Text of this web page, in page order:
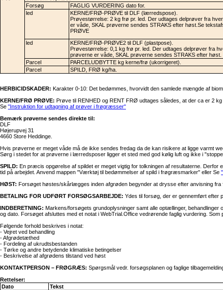
Forsøg
FAGLIG VURDERING dato for.
led
KERNE/FRØ-PRØVE til DLF (lærredspose).
Prøvestørrelse: 2 kg frø pr. led. Der udtages delprøver fra
er våde, SKAL prøverne sendes STRAKS efter høst.Se
PRØVE
led
KERNE/FRØ-PRØVE2 til DLF (plastpose).
Prøvestørrelse: 0,1 kg frø pr. led. Der udtages delprøver fra
prøverne er våde, SKAL prøverne sendes STRAKS efter høst.
Parcel
PARCELUDBYTTE kg kerne/frø (ukorrigeret).
Parcel
SPILD, FRØ kg/ha.
HERBICIDSKADER: Karakter 0-10: Det bedømmes, hvorvidt den samlede mængde af
KERNE/FRØ PRØVE: Prøve til RENHED og RENT FRØ udtages således, at der ca er 2
Se "Instruktion for udtagning af prøver i frøgræsser"
Bemærk prøverne sendes direkte til:
DLF
Højerupvej 31
4660 Store Heddinge.
Hvis prøverne er meget våde må de ikke sendes fredag da de kan risikere at ligge varmt
Sørg i stedet for at prøverne i lærredsposer ligger et sted med god kølig luft og ikke i
SPILD: En præcis opgørelse af spildet er meget vigtig for tolkningen af resultaterne.
tid på arbejdet. Anvend mappen "Værktøj til bedømmelser af spild i frøgræsmarker" eller Se
HØST: Forsøget høstes/skårlægges inden afgrøden begynder at drysse efter anvisning fra
BETALING FOR UDFØRT FORSØGSARBEJDE: Ydes til forsøg, der er gennemført efter
INDBERETNING: Markens/forsøgets grundoplysninger samt alle optællinger, behandlinger
og dato. Forsøget afsluttes med et notat i WebTrial.Office vedrørende faglig vurdering.
Følgende forhold beskrives i notat:
- Vejret ved behandling
- Afgrødetæthed
- Fordeling af ukrudtsbestanden
- Tørke og andre betydende klimatiske betingelser
- Beskrivelse af afgrødens tilstand ved høst
KONTAKTPERSON – FRØGRÆS: Spørgsmål vedr. forsøgsplanen og faglige
Rettelser:
Dato
Tekst